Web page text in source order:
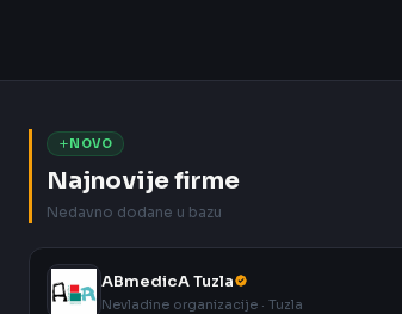
NOVO
Najnovije firme
Nedavno dodane u bazu
ABmedicA Tuzla
Nevladine organizacije · Tuzla